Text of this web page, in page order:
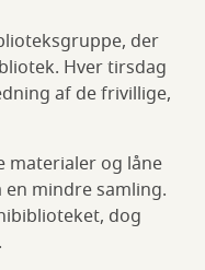
der
Hver tirsdag
af de frivillige,
materialer og låne
mindre samling.
dog